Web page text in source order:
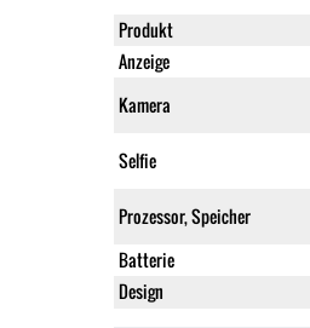
Produkt
Anzeige
Kamera
Selfie
Prozessor, Speicher
Batterie
Design